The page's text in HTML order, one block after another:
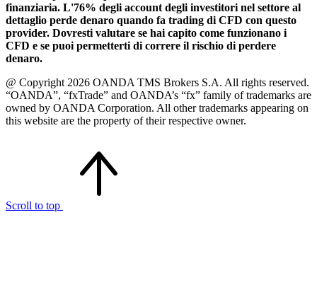
finanziaria. L'76% degli account degli investitori nel settore al
dettaglio perde denaro quando fa trading di CFD con questo
provider. Dovresti valutare se hai capito come funzionano i
CFD e se puoi permetterti di correre il rischio di perdere
denaro.
@ Copyright 2026 OANDA TMS Brokers S.A. All rights reserved.
“OANDA”, “fxTrade” and OANDA’s “fx” family of trademarks are
owned by OANDA Corporation. All other trademarks appearing on
this website are the property of their respective owner.
Scroll to top